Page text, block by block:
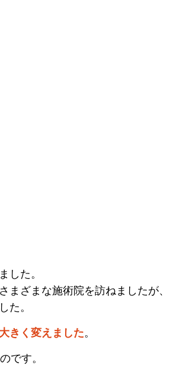
した。
まざまな施術院を訪ねましたが、
た。
きく変えました。
です。